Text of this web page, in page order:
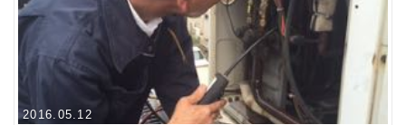
2016.05.12